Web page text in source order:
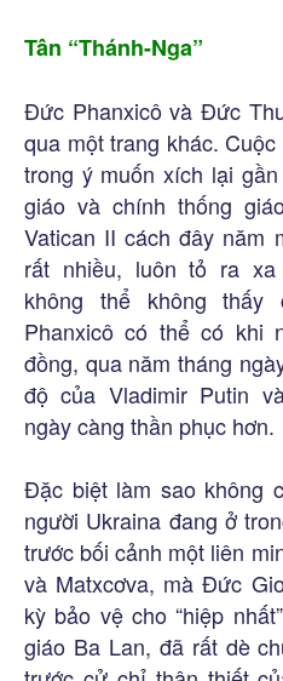
Tân “Thánh-Nga”
Đức Phanxicô và Đức
qua một trang khác.
trong ý muốn xích lại
giáo và chính thống
Vatican II cách đây năm
rất nhiều, luôn tỏ ra
không thể không
Phanxicô có thể có khi
đồng, qua năm tháng
độ của Vladimir Putin
ngày càng thần phục hơn.
Đặc biệt làm sao không
người Ukraina đang ở
trước bối cảnh một liên
và Matxcơva, mà Đức
kỳ bảo vệ cho “hiệp
giáo Ba Lan, đã rất dè